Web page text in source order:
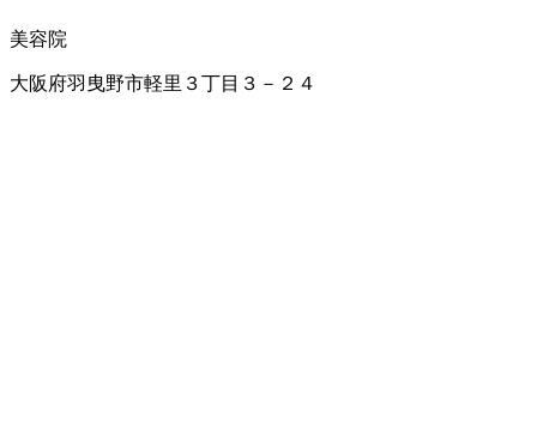
美容院
大阪府羽曳野市軽里３丁目３－２４